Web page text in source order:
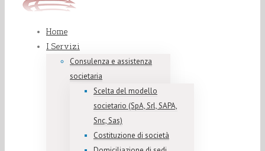
Home
I Servizi
Consulenza e assistenza
societaria
Scelta del modello
societario (SpA, Srl, SAPA,
Snc, Sas)
Costituzione di società